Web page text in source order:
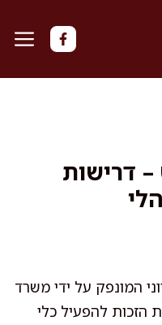
– דרישות
המונפק על ידי משרד
הזכות להפעיל כלי